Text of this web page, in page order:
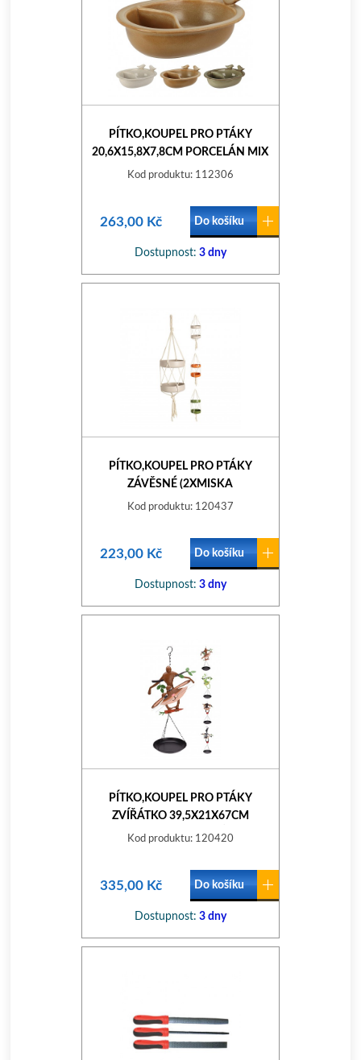
PÍTKO,KOUPEL PRO PTÁKY
20,6X15,8X7,8CM PORCELÁN MIX
BAREV
Kod produktu: 112306
263,00 Kč Do košíku
Dostupnost: 3 dny
PÍTKO,KOUPEL PRO PTÁKY
ZÁVĚSNÉ (2XMISKA
15CM,PROVÁZEK) MIX BAREV
Kod produktu: 120437
223,00 Kč Do košíku
Dostupnost: 3 dny
PÍTKO,KOUPEL PRO PTÁKY
ZVÍŘÁTKO 39,5X21X67CM
KOV.MIX DEKORŮ
Kod produktu: 120420
335,00 Kč Do košíku
Dostupnost: 3 dny